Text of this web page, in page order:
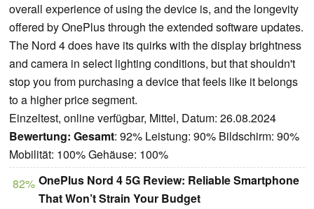
overall experience of using the device is, and the longevity
offered by OnePlus through the extended software updates.
The Nord 4 does have its quirks with the display brightness
and camera in select lighting conditions, but that shouldn't
stop you from purchasing a device that feels like it belongs
to a higher price segment.
Einzeltest, online verfügbar, Mittel, Datum: 26.08.2024
Bewertung: Gesamt: 92% Leistung: 90% Bildschirm: 90%
Mobilität: 100% Gehäuse: 100%
82% OnePlus Nord 4 5G Review: Reliable Smartphone
That Won’t Strain Your Budget